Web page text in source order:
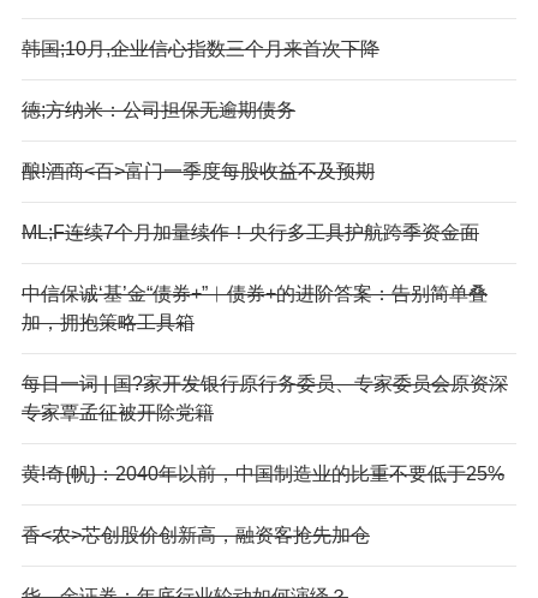
韩国;10月,企业信心指数三个月来首次下降
德;方纳米：公司担保无逾期债务
酿!酒商<百>富门一季度每股收益不及预期
ML;F连续7个月加量续作！央行多工具护航跨季资金面
中信保诚‘基’金“债券+”︱债券+的进阶答案：告别简单叠
加，拥抱策略工具箱
每日一词 | 国?家开发银行原行务委员、专家委员会原资深
专家覃孟征被开除党籍
黄!奇{帆}：2040年以前，中国制造业的比重不要低于25%
香<农>芯创股价创新高，融资客抢先加仓